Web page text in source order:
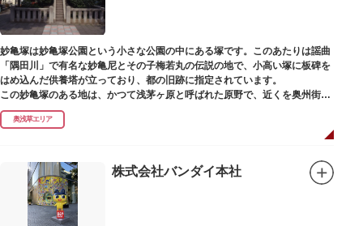
妙亀塚は妙亀塚公園という小さな公園の中にある塚です。このあたりは謡曲
「隅田川」で有名な妙亀尼とその子梅若丸の伝説の地で、小高い塚に板碑を
はめ込んだ供養塔が立っており、都の旧跡に指定されています。
この妙亀塚のある地は、かつて浅茅ヶ原と呼ばれた原野で、近くを奥州街道
が通じていました。妙亀塚は「梅若伝説」にちなんだ名称です。「梅若伝
説」とは平安時代、吉田少将惟房の子・梅若が、信夫藤太という人買いにさ
らわれ、都から奥州へつれて行かれる途中、重い病にかかりこの地に捨てら
田川岸で里人から梅若の死を知らされ、髪をおろして妙亀尼と称し庵を結ん
だ、という説話です。謡曲『隅田川』はこの伝説をもとにしています。
塚の上には板碑が祀られています。この板碑には「弘安十一年戊子五月二十
二日孝子敬白」と刻まれており、区内でも古いものです。しかし妙亀塚と板
奥浅草エリア
株式会社バンダイ本社